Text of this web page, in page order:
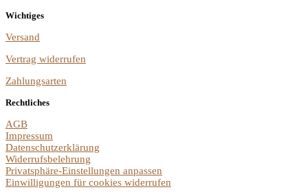
Wichtiges
Versand
Vertrag widerrufen
Zahlungsarten
Rechtliches
AGB
Impressum
Datenschutzerklärung
Widerrufsbelehrung
Privatsphäre-Einstellungen anpassen
Einwilligungen für cookies widerrufen